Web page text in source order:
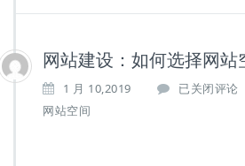
网站建设：如何选择网站
1 月 10,2019
网
已关闭评论
网站空间